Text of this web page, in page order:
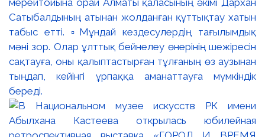
Сатыбалдының атынан жолданған құттықтау хатын
табыс етті. ▫️Мұндай кездесулердің тағылымдық
мәні зор. Олар ұлттық бейнелеу өнерінің шежіресін
сақтауға, оны қалыптастырған тұлғаның өз аузынан
тыңдап, кейінгі ұрпаққа аманаттауға мүмкіндік
береді.